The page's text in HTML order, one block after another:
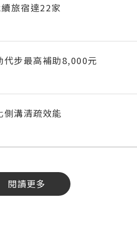
旅宿達22家
來 繳照換電動代步最高補助8,000元
側溝清疏效能
閱讀更多